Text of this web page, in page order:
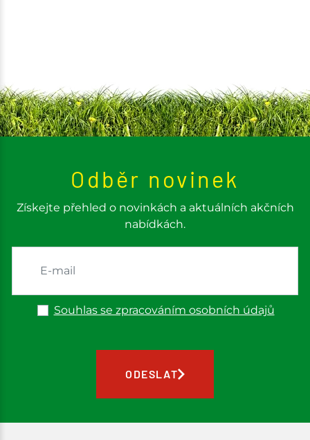
Odběr novinek
Získejte přehled o novinkách a aktuálních akčních
nabídkách.
Souhlas se zpracováním osobních údajů
ODESLAT